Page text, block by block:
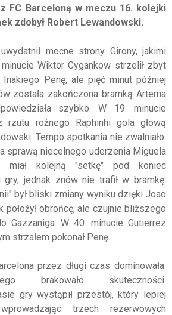
z FC Barceloną w meczu 16. kolejki
zdobył Robert Lewandowski.
mocne strony Girony, jakimi
Wiktor Cygankow strzelił zbyt
Penę, ale pięć minut później
została zakończona bramką Artema
szybko. W 19. minucie
rzutu rożnego Raphinhi gola głową
Tempo spotkania nie zwalniało.
sprawą niecelnego uderzenia Miguela
miał kolejną "setkę" pod koniec
gry, jednak znów nie trafił w bramkę.
był bliski zmiany wyniku dzięki Joao
położył obrońcę, ale czujnie bliższego
Gazzaniga. W 40. minucie Gutierrez
strzałem pokonał Penę.
przez długi czas dominowała.
brakowało skuteczności.
gry wystąpił przestój, który lepiej
trzech rezerwowych